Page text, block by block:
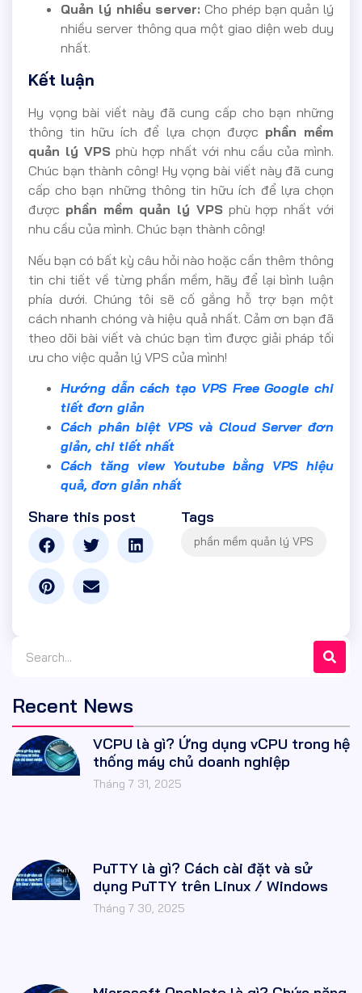
Quản lý nhiều server: Cho phép bạn quản lý
nhiều server thông qua một giao diện web duy
nhất.
Kết luận
Hy vọng bài viết này đã cung cấp cho bạn những
thông tin hữu ích để lựa chọn được phần mềm
quản lý VPS phù hợp nhất với nhu cầu của mình.
Chúc bạn thành công! Hy vọng bài viết này đã cung
cấp cho bạn những thông tin hữu ích để lựa chọn
được phần mềm quản lý VPSphù hợp nhất với
nhu cầu của mình. Chúc bạn thành công!
Nếu bạn có bất kỳ câu hỏi nào hoặc cần thêm thông
tin chi tiết về từng phần mềm, hãy để lại bình luận
phía dưới. Chúng tôi sẽ cố gắng hỗ trợ bạn một
cách nhanh chóng và hiệu quả nhất. Cảm ơn bạn đã
theo dõi bài viết và chúc bạn tìm được giải pháp tối
ưu cho việc quản lý VPS của mình!
Hướng dẫn cách tạo VPS Free Google chi
tiết đơn giản
Cách phân biệt VPS và Cloud Server đơn
giản, chi tiết nhất
Cách tăng view Youtube bằng VPS hiệu
quả, đơn giản nhất
Share this post Tags
Recent News
VCPU là gì? Ứng dụng vCPU trong hệ
thống máy chủ doanh nghiệp
Tháng 7 31, 2025
PuTTY là gì? Cách cài đặt và sử
dụng PuTTY trên Linux / Windows
Tháng 7 30, 2025